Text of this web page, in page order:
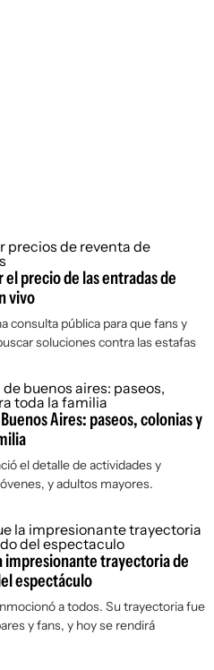
precio de las entradas de
vivo
consulta pública para que fans y
soluciones contra las estafas
Aires: paseos, colonias y
el detalle de actividades y
y adultos mayores.
impresionante trayectoria de
espectáculo
a todos. Su trayectoria fue
y fans, y hoy se rendirá